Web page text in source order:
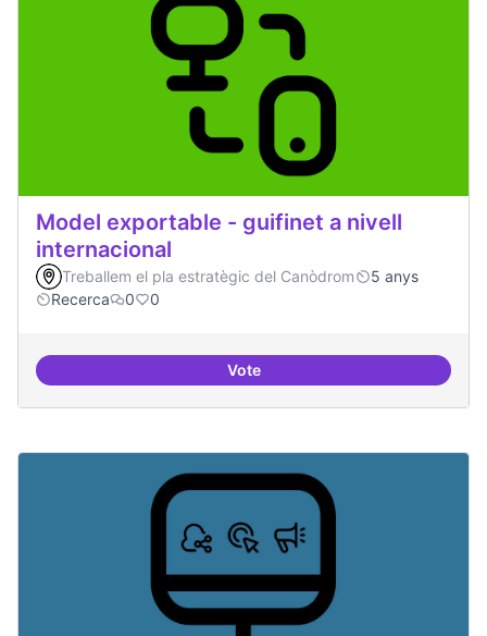
Model exportable - guifinet a nivell
internacional
Treballem el pla estratègic del Canòdrom
5 anys
Recerca
0 0
VoteModel exportable - guifinet a